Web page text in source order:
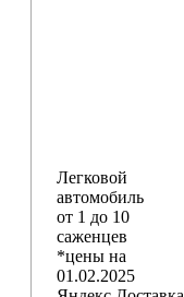
Легковой
автомобиль
от 1 до 10
саженцев
*цены на
01.02.2025